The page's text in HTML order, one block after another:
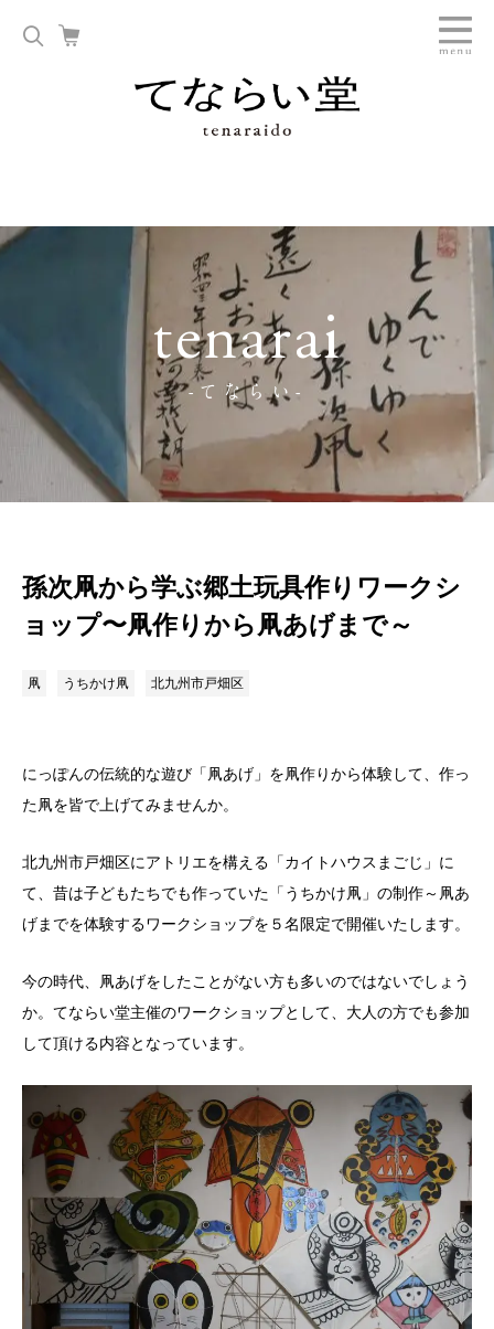
tenarai
-てならい-
孫次凧から学ぶ郷土玩具作りワークシ
ョップ〜凧作りから凧あげまで～
凧 うちかけ凧 北九州市戸畑区
にっぽんの伝統的な遊び「凧あげ」を凧作りから体験して、作っ
た凧を皆で上げてみませんか。
北九州市戸畑区にアトリエを構える「カイトハウスまごじ」に
て、昔は子どもたちでも作っていた「うちかけ凧」の制作～凧あ
げまでを体験するワークショップを５名限定で開催いたします。
今の時代、凧あげをしたことがない方も多いのではないでしょう
か。てならい堂主催のワークショップとして、大人の方でも参加
して頂ける内容となっています。